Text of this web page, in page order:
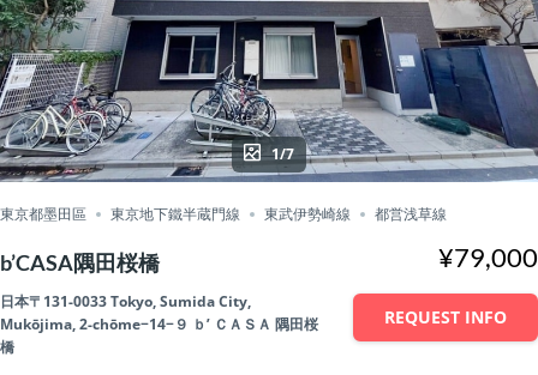
1/7
東京都墨田區 東京地下鐵半蔵門線 東武伊勢崎線 都営浅草線
b’CASA隅田桜橋
日本〒131-0033 Tokyo, Sumida City,
Mukōjima, 2-chōme−14−９ ｂ’ ＣＡＳＡ 隅田桜
橋
¥79,000
REQUEST INFO